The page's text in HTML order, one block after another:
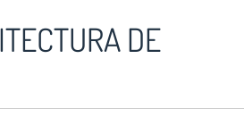
DE